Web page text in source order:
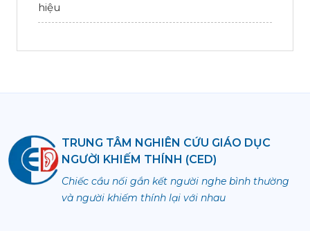
hiệu
TRUNG TÂM NGHIÊN CỨU GIÁO DỤC
NGƯỜI KHIẾM THÍNH (CED)
Chiếc cầu nối gắn kết người nghe bình thường
và người khiếm thính lại với nhau